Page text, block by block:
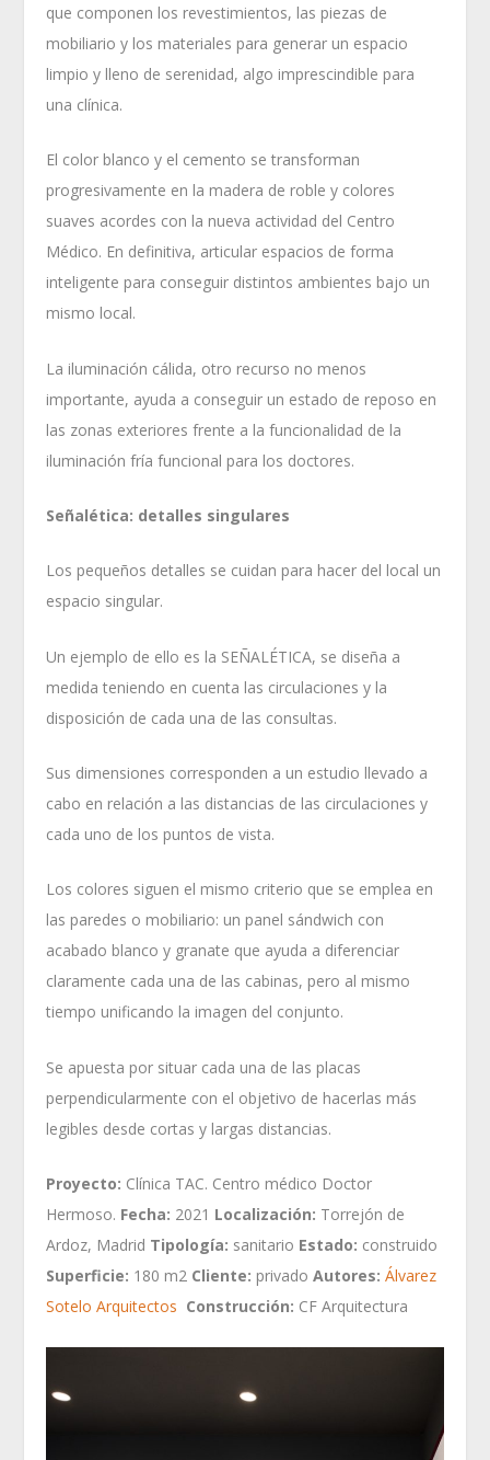
que componen los revestimientos, las piezas de
mobiliario y los materiales para generar un espacio
limpio y lleno de serenidad, algo imprescindible para
una clínica.
El color blanco y el cemento se transforman
progresivamente en la madera de roble y colores
suaves acordes con la nueva actividad del Centro
Médico. En definitiva, articular espacios de forma
inteligente para conseguir distintos ambientes bajo un
mismo local.
La iluminación cálida, otro recurso no menos
importante, ayuda a conseguir un estado de reposo en
las zonas exteriores frente a la funcionalidad de la
iluminación fría funcional para los doctores.
Señalética: detalles singulares
Los pequeños detalles se cuidan para hacer del local un
espacio singular.
Un ejemplo de ello es la SEÑALÉTICA, se diseña a
medida teniendo en cuenta las circulaciones y la
disposición de cada una de las consultas.
Sus dimensiones corresponden a un estudio llevado a
cabo en relación a las distancias de las circulaciones y
cada uno de los puntos de vista.
Los colores siguen el mismo criterio que se emplea en
las paredes o mobiliario: un panel sándwich con
acabado blanco y granate que ayuda a diferenciar
claramente cada una de las cabinas, pero al mismo
tiempo unificando la imagen del conjunto.
Se apuesta por situar cada una de las placas
perpendicularmente con el objetivo de hacerlas más
legibles desde cortas y largas distancias.
Proyecto: Clínica TAC. Centro médico Doctor
Hermoso. Fecha: 2021 Localización: Torrejón de
Ardoz, Madrid Tipología: sanitario Estado: construido
Superficie: 180 m2 Cliente: privadoAutores: Álvarez
Sotelo Arquitectos Construcción: CF Arquitectura